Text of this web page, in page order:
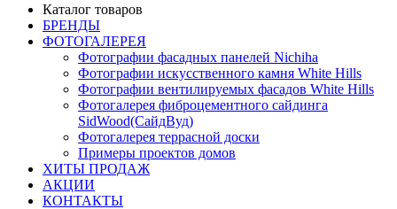
Каталог товаров
БРЕНДЫ
ФОТОГАЛЕРЕЯ
Фотографии фасадных панелей Nichiha
Фотографии искусственного камня White Hills
Фотографии вентилируемых фасадов White Hills
Фотогалерея фиброцементного сайдинга
SidWood(СайдВуд)
Фотогалерея террасной доски
Примеры проектов домов
ХИТЫ ПРОДАЖ
АКЦИИ
КОНТАКТЫ